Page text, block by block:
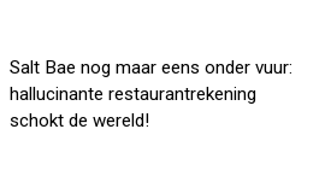
Salt Bae nog maar eens onder vuur:
hallucinante restaurantrekening
schokt de wereld!